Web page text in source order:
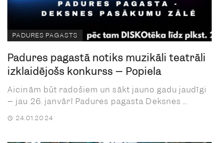
PADURES PAGASTS
Padures pagastā notiks muzikāli teatrāli
izklaidējošs konkurss – Popiela
Aicinām būt radošiem un sākt jauno gadu jaudīgi
– jau 26. janvārī Padures pagasta Deksnes ...
24.01.2024